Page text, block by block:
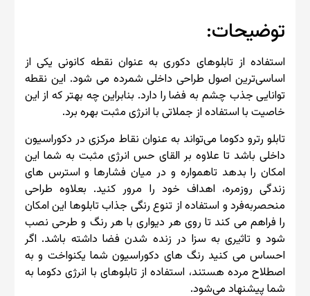
توضیحات:
استفاده از تابلوهای دکوری به عنوان نقطه کانونی یکی از
اساسی‌ترین اصول طراحی داخلی شمرده می شود. این نقطه
توانایی جذب چشم به فضا را دارد. بنابراین چه بهتر که از این
خاصیت با استفاده از جملاتی با انرژی مثبت بهره برد.
تابلو رترو دکوما می‌تواند به عنوان نقاط مرکزی در دکوراسیون
داخلی باشد تا علاوه بر القای حس انرژی مثبت به شما این
امکان را بدهد تاهمواره و در میان فشارها و استرس های
زندگی روزمره، اهداف خود را مرور کنید. بعلاوه طراحی
منحصر‌به‌فرد و استفاده از تنوع رنگی جذاب تابلوها این امکان
را فراهم می کند تا روی هر دیواری با هر رنگ و طرحی نصب
شود و تاثیری به سزا در زنده شدن فضا داشته باشد. اگر
احساس می کنید رنگ های دکوراسیون شما یکنواخت و به
اصطلاح مرده هستند، استفاده از تابلوهای با انرژی دکوما به
شما پیشنهاد می‌شود.